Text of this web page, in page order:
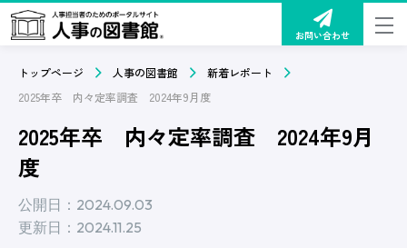
お問い合わせ
トップページ 人事の図書館
新着レポート
2025年卒 内々定率調査 2024年9月度
2025年卒 内々定率調査 2024年9月
度
公開日：2024.09.03
更新日：2024.11.25